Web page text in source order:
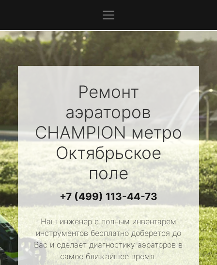
Ремонт
аэраторов
CHAMPIONметро
Октябрьское
поле
+7 (499) 113-44-73
Наш инженер с полным инвентарем
инструментов бесплатно доберется до
Вас и сделает диагностику аэраторов в
самое ближайшее время.